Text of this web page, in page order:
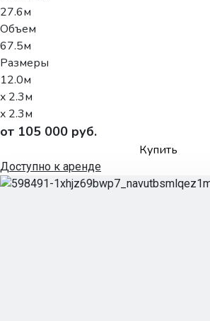
27.6м
Объем
67.5м
Размеры
12.0м
x 2.3м
x 2.3м
от 105 000 руб.
Купить
Доступно к аренде